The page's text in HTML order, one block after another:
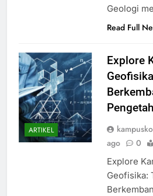
Geologi
Read Full
ARTIKEL
Explore
ago
0
Explore
Geofisika: